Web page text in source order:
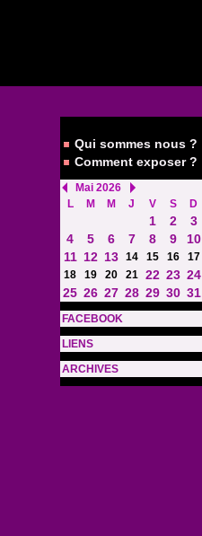
Qui sommes nous ?
Comment exposer ?
Mai 2026
L
M M J V S D
1 2
3
4
5 6 7 8 9
10
11 12 13 14 15 16
17
18
19 20 21 22 23 24
25 26 27 28 29 30 31
FACEBOOK
LIENS
ARCHIVES